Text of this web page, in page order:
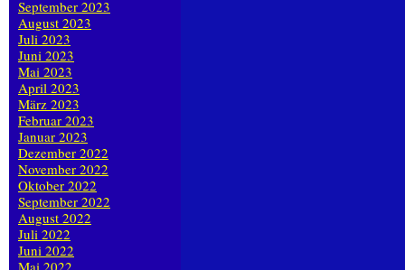
September 2023
August 2023
Juli 2023
Juni 2023
Mai 2023
April 2023
März 2023
Februar 2023
Januar 2023
Dezember 2022
November 2022
Oktober 2022
September 2022
August 2022
Juli 2022
Juni 2022
Mai 2022